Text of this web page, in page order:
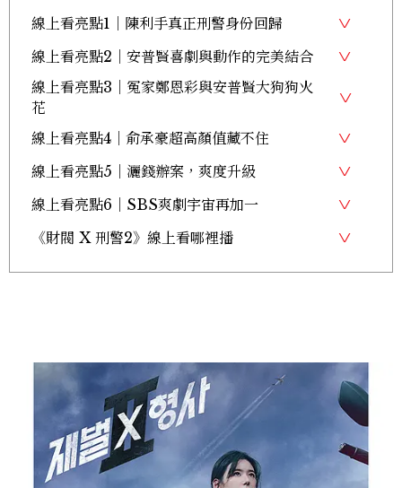
線上看亮點1｜陳利手真正刑警身份回歸
線上看亮點2｜安普賢喜劇與動作的完美結合
線上看亮點3｜冤家鄭恩彩與安普賢大狗狗火
花
線上看亮點4｜俞承豪超高顏值藏不住
線上看亮點5｜灑錢辦案，爽度升級
線上看亮點6｜SBS爽劇宇宙再加一
《財閥 X 刑警2》線上看哪裡播